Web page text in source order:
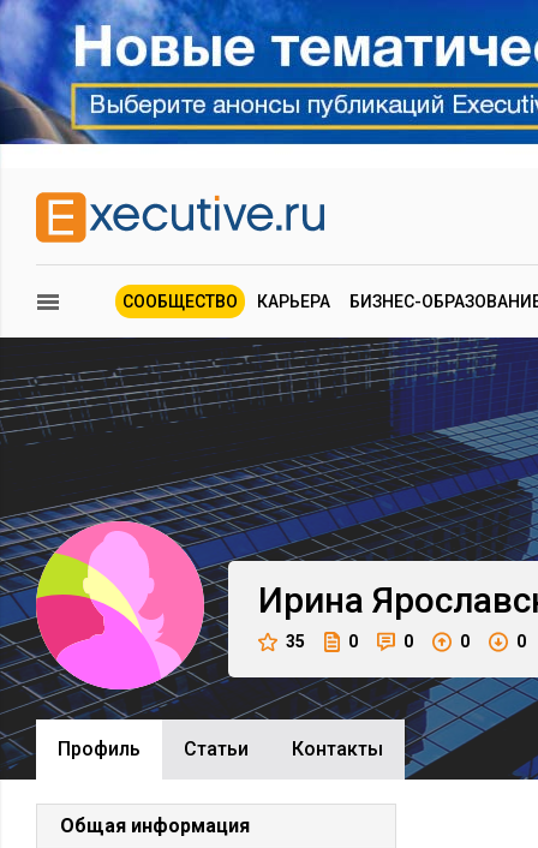
СООБЩЕСТВО КАРЬЕРА БИЗНЕС-
Ирина
35 0 0 0 0
Профиль Cтатьи Контакты
Общая информация